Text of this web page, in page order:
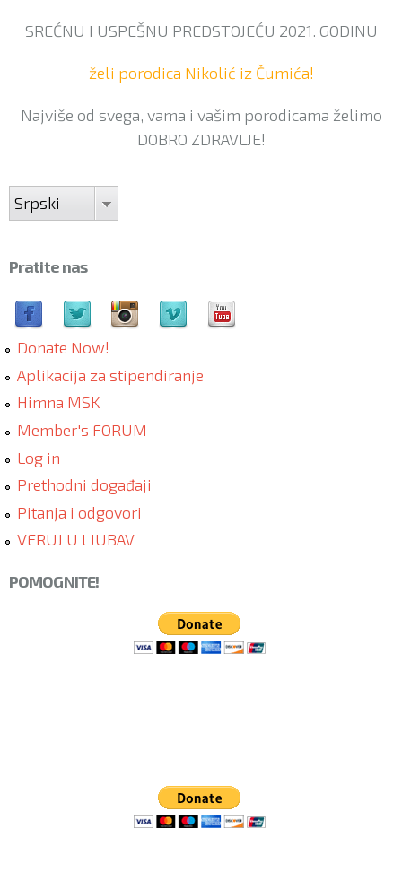
SREĆNU I USPEŠNU PREDSTOJEĆU 2021. GODINU
želi porodica Nikolić iz Čumića!
Najviše od svega, vama i vašim porodicama želimo
DOBRO ZDRAVLJE!
Srpski
Pratite nas
Donate Now!
Aplikacija za stipendiranje
Himna MSK
Member's FORUM
Log in
Prethodni događaji
Pitanja i odgovori
VERUJ U LJUBAV
POMOGNITE!